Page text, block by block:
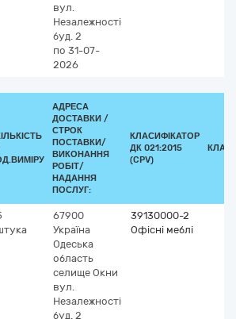
вул.
Незалежності
буд. 2
по 31-07-
2026
АДРЕСА
ДОСТАВКИ /
СТРОК
ПОСТАВКИ/
ВИКОНАННЯ
РОБІТ/
НАДАННЯ
ПОСЛУГ:
КЛАСИФІКАТОР
ДК 021:2015
(CPV)
67900
Україна
Одеська
область
селище Окни
вул.
Незалежності
буд. 2
39130000-2
Офісні меблі